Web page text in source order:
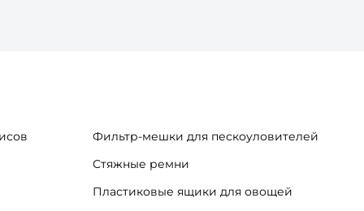
Фильтр-мешки для пескоуловителей
Стяжные ремни
Пластиковые ящики для овощей